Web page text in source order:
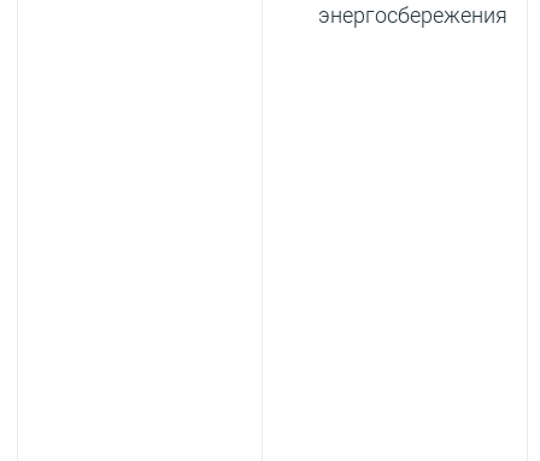
энергосбережения